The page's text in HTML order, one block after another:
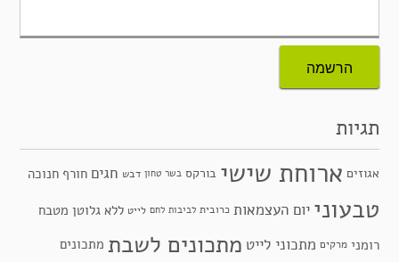
תגיות
אגוזים ארוחת שישי בורקס בשר טחון דבש חגים חורף חנוכה
טבעוני יום העצמאות כרובית לביבות לחם לייט ללא גלוטן מטבח
רומני מרקים מתכוני לייט מתכונים לשבת מתכונים